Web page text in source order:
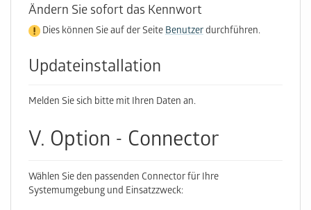
Ändern Sie sofort das Kennwort
Dies können Sie auf der SeiteBenutzerdurchführen.
Updateinstallation
Melden Sie sich bitte mit Ihren Daten an.
V. Option - Connector
Wählen Sie den passenden Connector für Ihre
Systemumgebung und Einsatzzweck: